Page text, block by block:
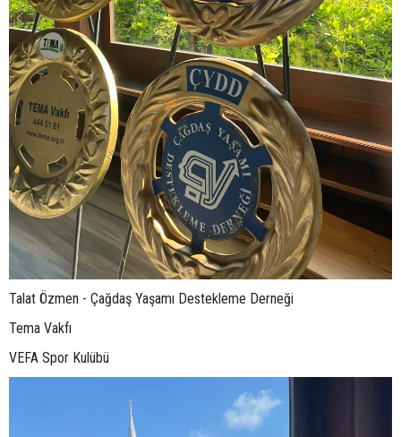
Talat Özmen - Çağdaş Yaşamı Destekleme Derneği
Tema Vakfı
VEFA Spor Kulübü